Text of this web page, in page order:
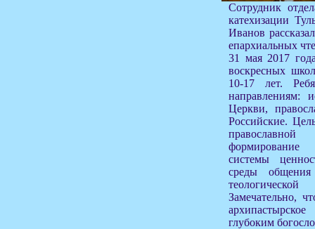
Сотрудник
катехизации
Иванов
епархиальных
31 мая 2017
воскресных
10-17 лет.
направлениям:
Церкви,
Российские.
системы
среды общения
Замечательно,
глубоким